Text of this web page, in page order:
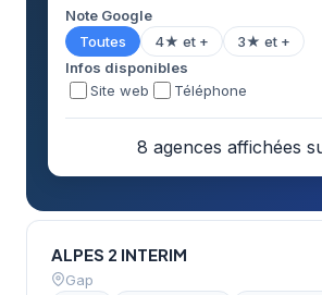
Note Google
Toutes
4★ et +
3★ et +
Infos disponibles
Site web
Téléphone
8 agences affichées
ALPES 2 INTERIM
Gap